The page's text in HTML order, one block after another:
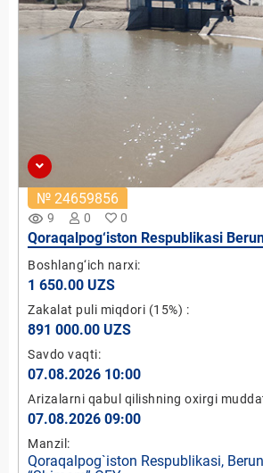
remove_red_eye 9 0 0
№ 24659856
Qoraqalpog‘iston Respublikasi
“Shimom” OFY Nayman-Beshtam
GES-4 qurish loyihasi (quvvati 5 kVt)
Boshlang‘ich narxi:
1 650.00 UZS
Zakalat puli miqdori (15%) :
891 000.00 UZS
Savdo vaqti:
07.08.2026 10:00
Arizalarni qabul qilishning oxirgi
07.08.2026 09:00
Manzil:
Qoraqalpog`iston Respublikasi,